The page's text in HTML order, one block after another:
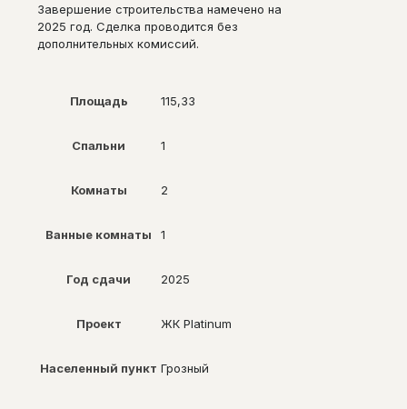
Завершение строительства намечено на
2025 год. Сделка проводится без
дополнительных комиссий.
Площадь 115,33
Спальни 1
Комнаты 2
Ванные комнаты 1
Год сдачи 2025
Проект ЖК Platinum
Населенный пункт Грозный